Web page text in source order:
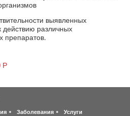
выявленных
действию различных
препаратов.
Р
Заболевания
Услуги